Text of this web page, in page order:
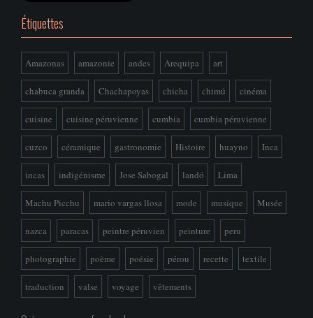
Étiquettes
Amazonas amazonie andes Arequipa art
chabuca granda Chachapoyas chicha chimú cinéma
cuisine cuisine péruvienne cumbia cumbia péruvienne
cuzco céramique gastronomie Histoire huayno Inca
incas indigénisme Jose Sabogal landó Lima
Machu Picchu mario vargas llosa mode musique Musée
nazca paracas peintre péruvien peinture peru
photographie poème poésie pérou recette textile
traduction valse voyage vêtements